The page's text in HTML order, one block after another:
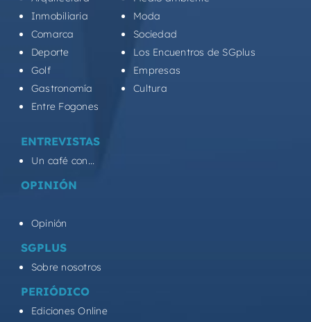
Inmobiliaria
Comarca
Deporte
Golf
Gastronomía
Entre Fogones
Moda
Sociedad
Los Encuentros de SGplus
Empresas
Cultura
ENTREVISTAS
Un café con...
OPINIÓN
Opinión
SGPLUS
Sobre nosotros
PERIÓDICO
Ediciones Online